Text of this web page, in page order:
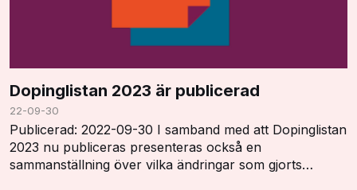
Dopinglistan 2023 är publicerad
22-09-30
Publicerad: 2022-09-30 I samband med att Dopinglistan
2023 nu publiceras presenteras också en
sammanställning över vilka ändringar som gjorts